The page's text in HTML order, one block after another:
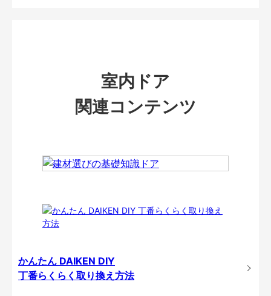
室内ドア
関連コンテンツ
かんたん DAIKEN DIY
丁番らくらく取り換え方法